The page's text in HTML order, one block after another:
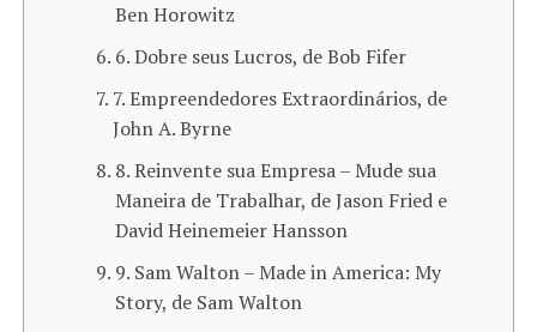
Ben Horowitz
6. Dobre seus Lucros, de Bob Fifer
7. Empreendedores Extraordinários, de
John A. Byrne
8. Reinvente sua Empresa – Mude sua
Maneira de Trabalhar, de Jason Fried e
David Heinemeier Hansson
9. Sam Walton – Made in America: My
Story, de Sam Walton